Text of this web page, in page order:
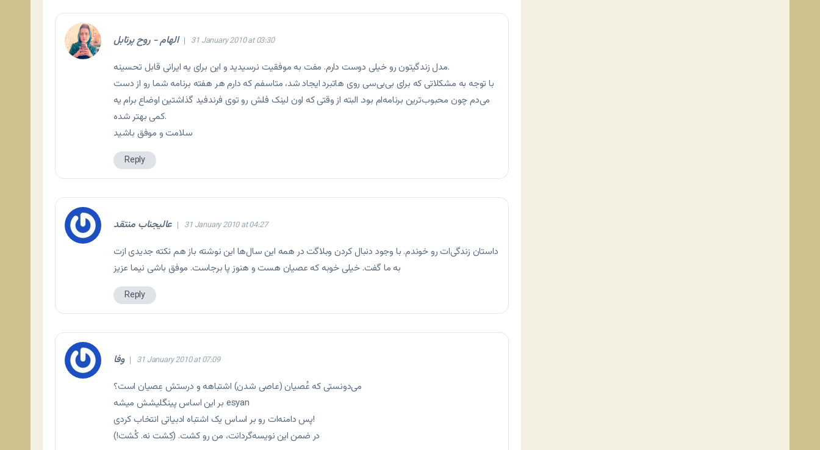
الهام - روح پرتابل 31 January 2010 at 03:30
مدل زندگیتون رو خیلی دوست دارم. مفت به موفقیت نرسیدید و این برای یه ایرانی قابل تحسینه.
با توجه به مشکلاتی که برای بی‌بی‌سی روی هاتبرد ایجاد شد، متاسفم که دارم هر هفته برنامه شما رو از دست
می‌دم چون محبوب‌ترین برنامه‌ام بود. البته از وقتی که اون لینک فلش رو توی فرندفید گذاشتین اوضاع برام یه
کمی بهتر شده.
سلامت و موفق باشید
Reply
عالیجناب منتقد 31 January 2010 at 04:27
داستان زندگی‌ات رو خوندم. با وجود دنبال کردن وبلاگت در همه این سال‌ها این نوشته باز هم نکته جدیدی ازت
به ما گفت. خیلی خوبه که عصیان هست و هنوز پا برجاست. موفق باشی نیما عزیز
Reply
وفا 31 January 2010 at 07:09
می‌دونستی که عُصیان (عاصی شدن) اشتباهه و درستش عِصیان است؟
بر این اساس پینگلیشش میشه esyan
پس دامنه‌ات رو بر اساس یک اشتباه ادبیاتی انتخاب کردی!
در ضمن این نویسه‌گردانت، من رو کشت. (کِشت نه. کُشت!)